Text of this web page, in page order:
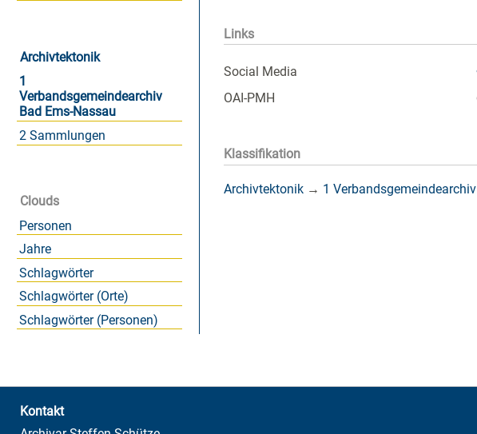
Archivtektonik
1
Verbandsgemeindearchiv
Bad Ems-Nassau
2 Sammlungen
Clouds
Personen
Jahre
Schlagwörter
Schlagwörter (Orte)
Schlagwörter (Personen)
Links
Social Media
OAI-PMH
Klassifikation
Archivtektonik → 1
Kontakt